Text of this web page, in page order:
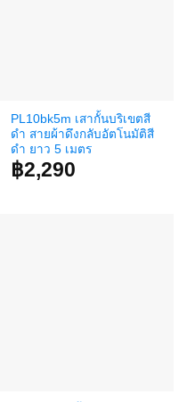
PL10bk5m เสากั้นบริเขตสี
ดำ สายผ้าดึงกลับอัตโนมัติสี
ดำ ยาว 5 เมตร
฿2,290